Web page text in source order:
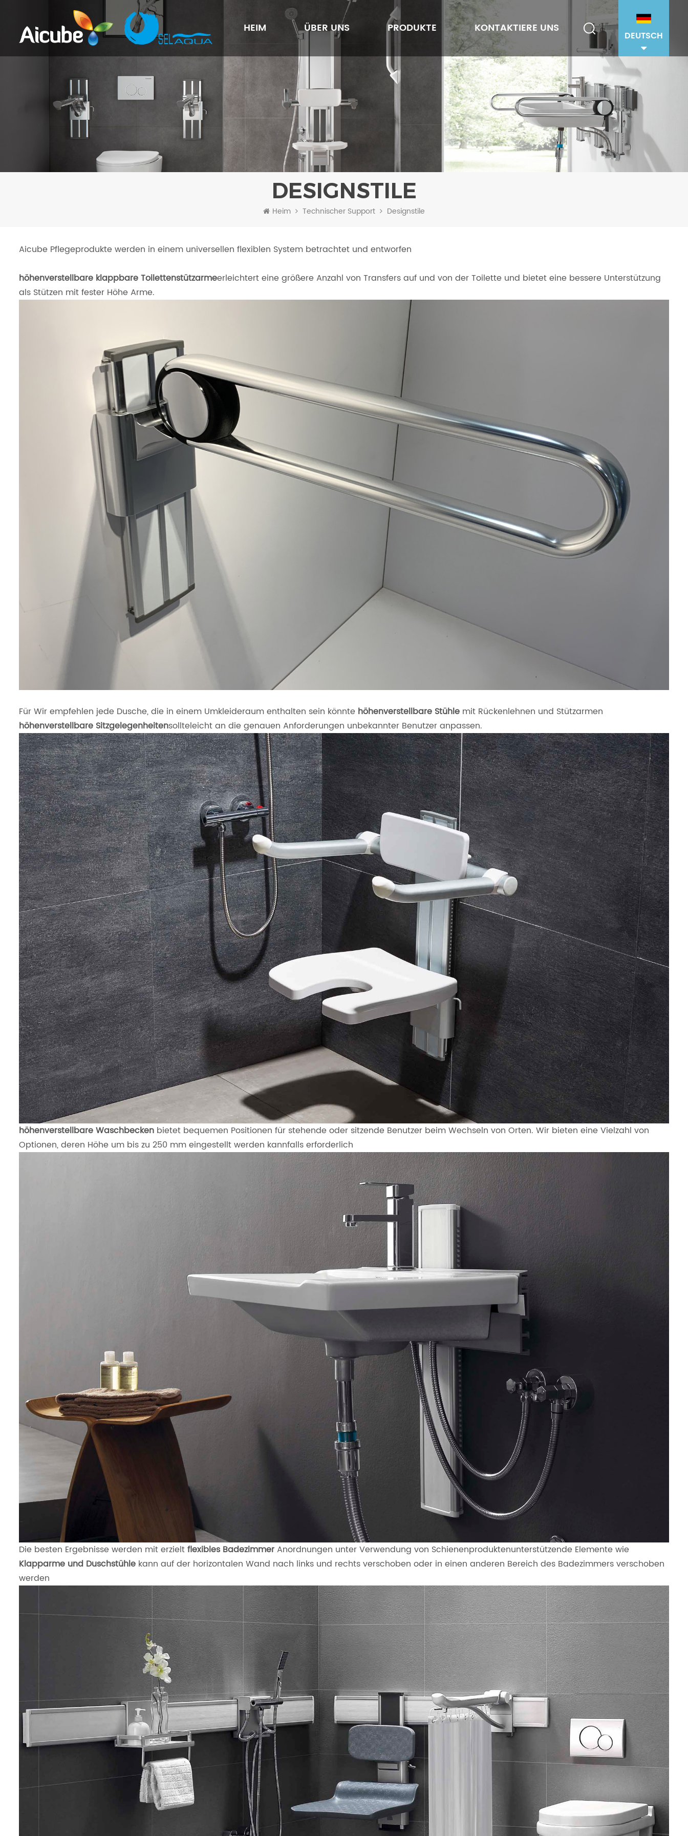
DEUTSCH
HEIM ÜBER UNS PRODUKTE KONTAKTIERE UNS
DESIGNSTILE
Heim Technischer Support Designstile
Aicube Pflegeprodukte werden in einem universellen flexiblen System betrachtet und entworfen
höhenverstellbare klappbare Toilettenstützarmeerleichtert eine größere Anzahl von Transfers auf und von der Toilette und bietet eine bessere Unterstützung
als Stützen mit fester Höhe Arme.
Für Wir empfehlen jede Dusche, die in einem Umkleideraum enthalten sein könnte höhenverstellbare Stühle mit Rückenlehnen und Stützarmen
höhenverstellbare Sitzgelegenheitensollteleicht an die genauen Anforderungen unbekannter Benutzer anpassen.
höhenverstellbare Waschbecken bietet bequemen Positionen für stehende oder sitzende Benutzer beim Wechseln von Orten. Wir bieten eine Vielzahl von
Optionen, deren Höhe um bis zu 250 mm eingestellt werden kannfalls erforderlich
Die besten Ergebnisse werden mit erzieltflexibles Badezimmer Anordnungen unter Verwendung von Schienenproduktenunterstützende Elemente wie
Klapparme und Duschstühle kann auf der horizontalen Wand nach links und rechts verschoben oder in einen anderen Bereich des Badezimmers verschoben
werden